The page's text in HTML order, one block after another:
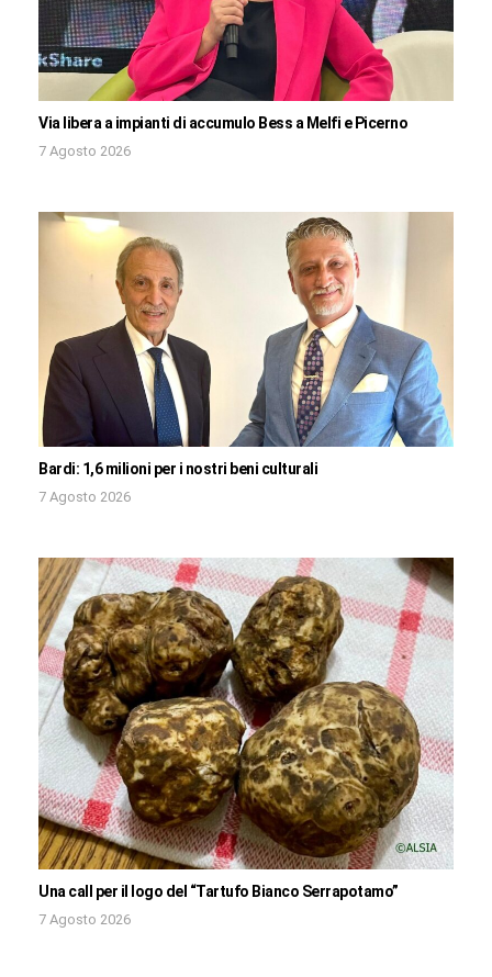
Via libera a impianti di accumulo Bess a Melfi e Picerno
7 Agosto 2026
Bardi: 1,6 milioni per i nostri beni culturali
7 Agosto 2026
Una call per il logo del “Tartufo Bianco Serrapotamo”
7 Agosto 2026